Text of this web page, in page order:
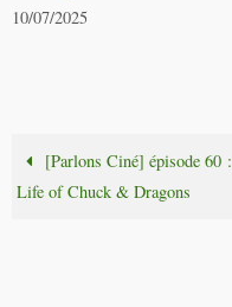
10/07/2025
[Parlons Ciné] épisode 60 :
Life of Chuck & Dragons